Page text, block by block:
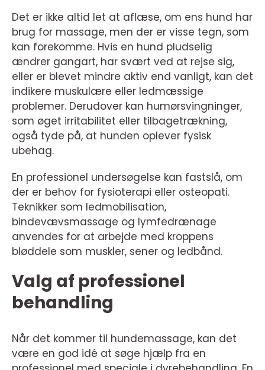
Det er ikke altid let at aflæse, om ens hund har
brug for massage, men der er visse tegn, som
kan forekomme. Hvis en hund pludselig
ændrer gangart, har svært ved at rejse sig,
eller er blevet mindre aktiv end vanligt, kan det
indikere muskulære eller ledmæssige
problemer. Derudover kan humørsvingninger,
som øget irritabilitet eller tilbagetrækning,
også tyde på, at hunden oplever fysisk
ubehag.
En professionel undersøgelse kan fastslå, om
der er behov for fysioterapi eller osteopati.
Teknikker som ledmobilisation,
bindevævsmassage og lymfedrænage
anvendes for at arbejde med kroppens
bløddele som muskler, sener og ledbånd.
Valg af professionel
behandling
Når det kommer til hundemassage, kan det
være en god idé at søge hjælp fra en